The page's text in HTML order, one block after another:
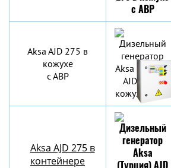
Aksa AJD 275 в
кожухе
с АВР
Aksa AJD 275 в
контейнере